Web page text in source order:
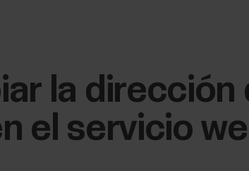
la dirección
el servicio